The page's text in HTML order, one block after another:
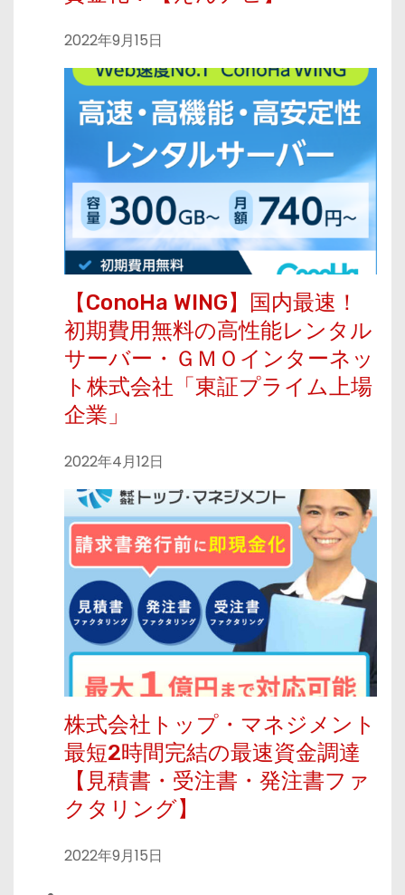
2022年9月15日
【ConoHa WING】国内最速！
初期費用無料の高性能レンタル
サーバー・ＧＭＯインターネッ
ト株式会社「東証プライム上場
企業」
2022年4月12日
株式会社トップ・マネジメント
最短2時間完結の最速資金調達
【見積書・受注書・発注書ファ
クタリング】
2022年9月15日